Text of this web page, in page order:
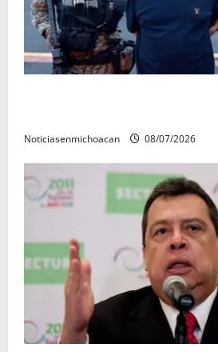
Noticiasenmichoacan 08/07/2026